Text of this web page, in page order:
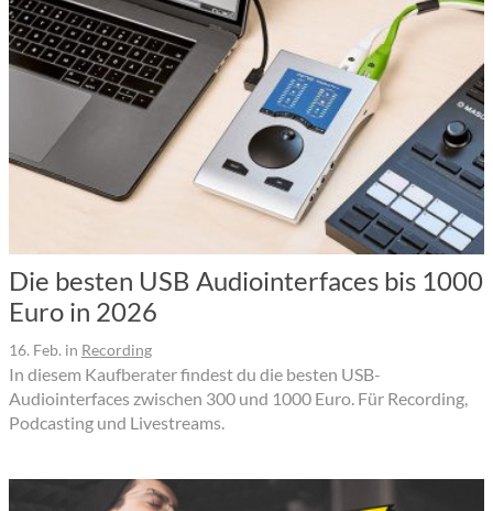
Die besten USB Audiointerfaces bis 1000
Euro in 2026
16. Feb. in Recording
In diesem Kaufberater findest du die besten USB-
Audiointerfaces zwischen 300 und 1000 Euro. Für Recording,
Podcasting und Livestreams.